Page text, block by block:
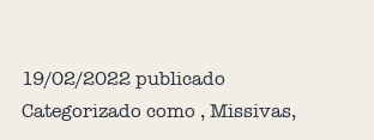
19/02/2022publicado
Categorizado como , Missivas,